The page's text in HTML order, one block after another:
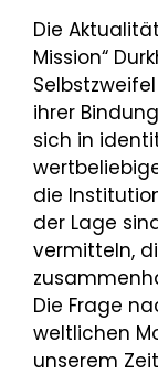
Die
Mission“
ihrer
sich in
die
der Lage
vermitteln,
Die Frage
weltlichen
unserem